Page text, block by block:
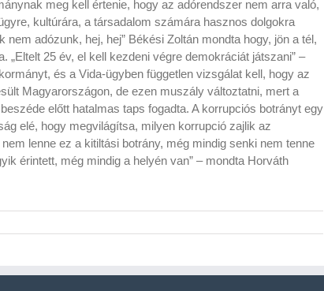
meg kell értenie, hogy az adórendszer nem arra való,
kultúrára, a társadalom számára hasznos dolgokra
nem adózunk, hej, hej” Békési Zoltán mondta hogy, jön a tél,
25 év, el kell kezdeni végre demokráciát játszani” –
és a Vida-ügyben független vizsgálat kell, hogy az
Magyarországon, de ezen muszály változtatni, mert a
előtt hatalmas taps fogadta. A korrupciós botrányt egy
elé, hogy megvilágítsa, milyen korrupció zajlik az
lenne ez a kitiltási botrány, még mindig senki nem tenne
érintett, még mindig a helyén van” – mondta Horváth